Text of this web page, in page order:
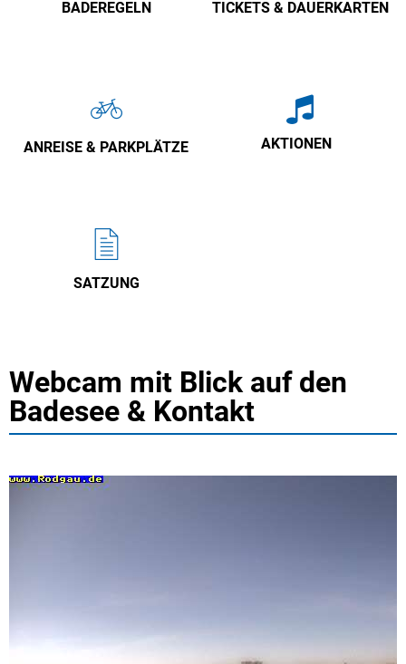
BADEREGELN TICKETS & DAUERKARTEN
ANREISE & PARKPLÄTZE AKTIONEN
SATZUNG
Webcam mit Blick auf den
Badesee & Kontakt